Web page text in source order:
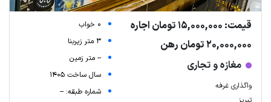
قیمت: 15,000,000 تومان اجاره
20,000,000 تومان رهن
مغازه و تجاری
واگذاری غرفه
0 خواب
3 متر زیربنا
-- متر زمین
سال ساخت 1405
شماره طبقه: --